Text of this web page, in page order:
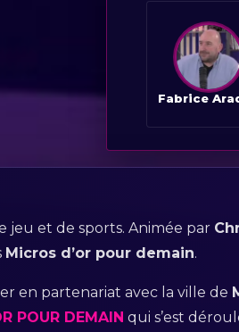
Fabrice
jeu et de sports. Animée par
Micros d’or pour demain.
en partenariat avec la ville de
POUR DEMAIN qui s’est